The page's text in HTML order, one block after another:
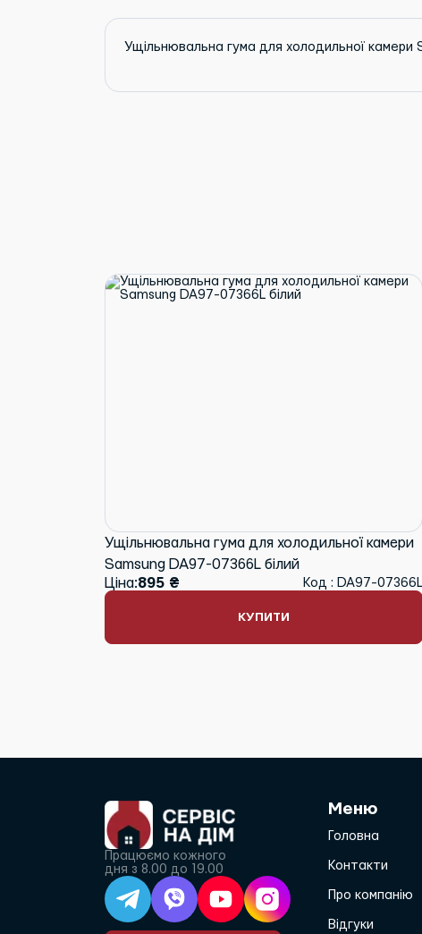
Ущільнювальна гума для холодильної камери
Ущільнювальна гума для холодильної камери
Samsung DA97-07366L білий
Ціна:895 ₴ Код : DA97-07366L
КУПИТИ
Працюємо кожного
дня з 8.00 до 19.00
Меню
Головна
Контакти
Про компанію
Відгуки